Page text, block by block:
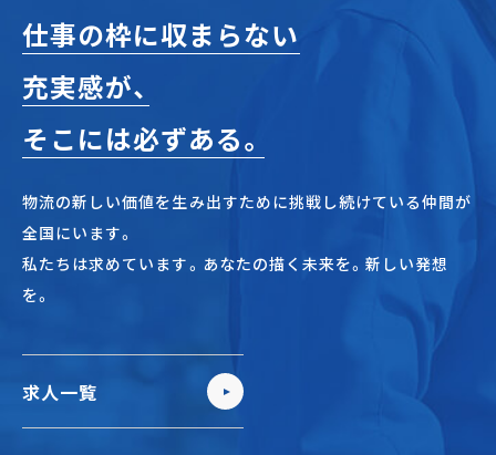
仕事の枠に収まらない
充実感が、
そこには必ずある。
物流の新しい価値を生み出すために挑戦し続けている仲間が
全国にいます。
私たちは求めています。あなたの描く未来を。新しい発想
を。
求人一覧